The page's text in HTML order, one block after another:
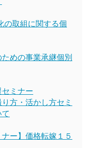
の取組に関する個
めの事業承継個別
ミナー
方・活かし方セミ
ナー】価格転嫁１５